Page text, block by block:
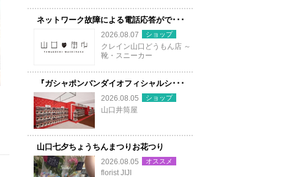
ネットワーク故障による電話応答がで･･･
2026.08.07
ショップ
クレイン山口どうもん店 ～
靴・スニーカー
『ガシャポンバンダイオフィシャルシ･･･
2026.08.05
ショップ
山口井筒屋
山口七夕ちょうちんまつりお花つり
2026.08.05
オススメ
florist JIJI